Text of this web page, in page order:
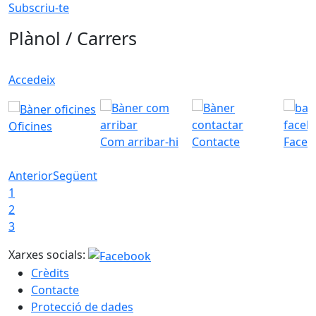
Subscriu-te
Plànol / Carrers
Accedeix
Oficines
Com arribar-hi
Contacte
AnteriorSegüent
1
2
3
Xarxes socials:
Crèdits
Contacte
Protecció de dades